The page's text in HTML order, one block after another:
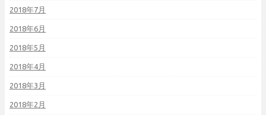
2018年7月
2018年6月
2018年5月
2018年4月
2018年3月
2018年2月